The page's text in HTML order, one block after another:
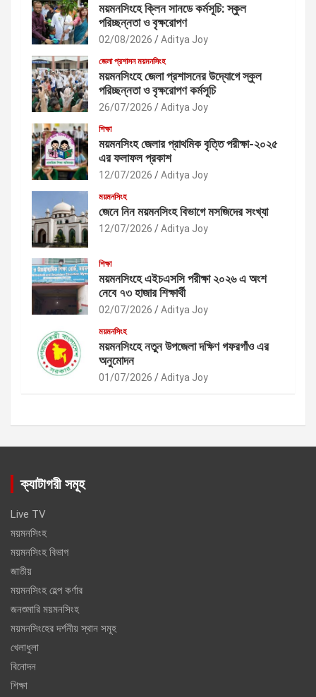
ময়মনসিংহে ক্লিন সানডে কর্মসূচি: স্কুল
পরিচ্ছন্নতা ও বৃক্ষরোপণ
02/08/2026 Aditya Joy
জেলা প্রশাসন ময়মনসিংহ
ময়মনসিংহে জেলা প্রশাসনের উদ্যোগে স্কুল
পরিচ্ছন্নতা ও বৃক্ষরোপণ কর্মসূচি
26/07/2026 Aditya Joy
শিক্ষা
ময়মনসিংহ জেলার প্রাথমিক বৃত্তি পরীক্ষা-২০২৫
এর ফলাফল প্রকাশ
12/07/2026 Aditya Joy
ময়মনসিংহ
জেনে নিন ময়মনসিংহ বিভাগে মসজিদের সংখ্যা
12/07/2026 Aditya Joy
শিক্ষা
ময়মনসিংহে এইচএসসি পরীক্ষা ২০২৬ এ অংশ
নেবে ৭৩ হাজার শিক্ষার্থী
02/07/2026 Aditya Joy
ময়মনসিংহ
ময়মনসিংহে নতুন উপজেলা দক্ষিণ গফরগাঁও এর
অনুমোদন
01/07/2026 Aditya Joy
ক্যাটাগরী সমূহ
Live TV
ময়মনসিংহ
ময়মনসিংহ বিভাগ
জাতীয়
ময়মনসিংহ হেল্প কর্ণার
জনশুমারি ময়মনসিংহ
ময়মনসিংহের দর্শনীয় স্থান সমূহ
খেলাধুলা
বিনোদন
শিক্ষা